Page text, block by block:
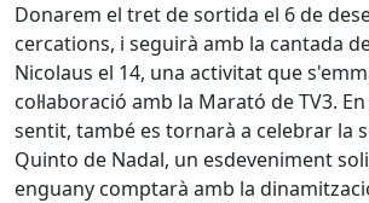
Donarem el tret de sortida el 6 de
cercations, i seguirà amb la cantada
Nicolaus el 14, una activitat que
col·laboració amb la Marató de TV3.
sentit, també es tornarà a celebrar la
Quinto de Nadal, un esdeveniment
enguany comptarà amb la